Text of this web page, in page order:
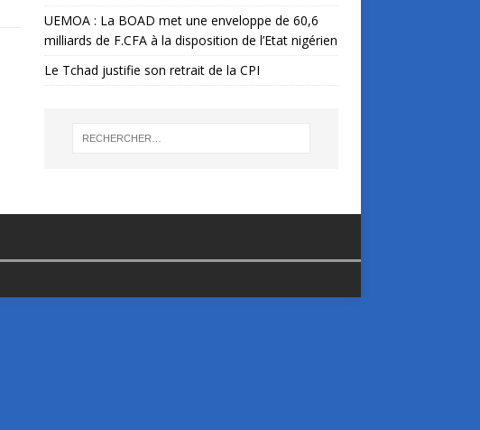
UEMOA : La BOAD met une enveloppe de 60,6
milliards de F.CFA à la disposition de l’Etat nigérien
Le Tchad justifie son retrait de la CPI